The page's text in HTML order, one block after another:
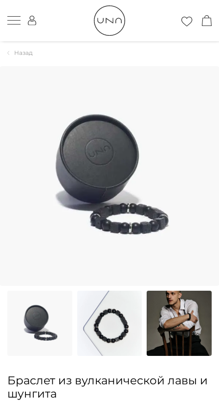
Назад
Браслет из вулканической лавы и
шунгита